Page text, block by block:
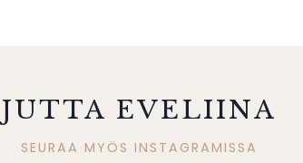
JUTTA EVELIINA
SEURAA MYÖS INSTAGRAMISSA